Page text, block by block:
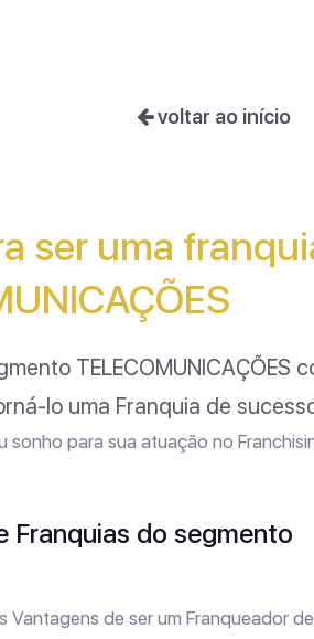
voltar ao início
ser uma
TELECOMUNICAÇÕES
lo uma Franquia de
sonho para sua atuação no
Franquias do segmento
de ser um Franqueador